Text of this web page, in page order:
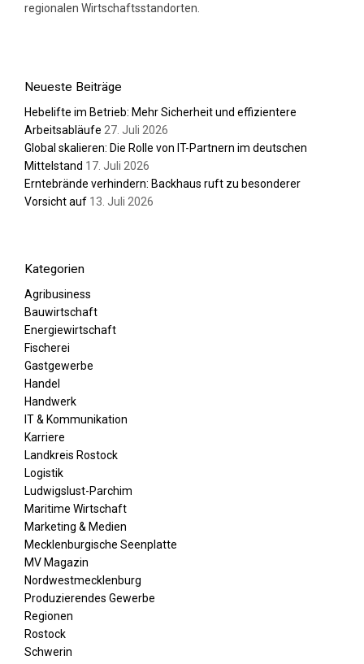
regionalen Wirtschaftsstandorten.
Neueste Beiträge
Hebelifte im Betrieb: Mehr Sicherheit und effizientere
Arbeitsabläufe 27. Juli 2026
Global skalieren: Die Rolle von IT-Partnern im deutschen
Mittelstand 17. Juli 2026
Erntebrände verhindern: Backhaus ruft zu besonderer
Vorsicht auf 13. Juli 2026
Kategorien
Agribusiness
Bauwirtschaft
Energiewirtschaft
Fischerei
Gastgewerbe
Handel
Handwerk
IT & Kommunikation
Karriere
Landkreis Rostock
Logistik
Ludwigslust-Parchim
Maritime Wirtschaft
Marketing & Medien
Mecklenburgische Seenplatte
MV Magazin
Nordwestmecklenburg
Produzierendes Gewerbe
Regionen
Rostock
Schwerin